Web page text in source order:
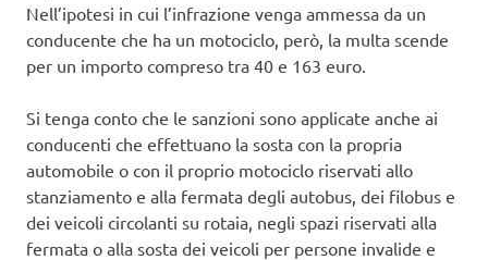
Nell’ipotesi in cui l’infrazione venga ammessa da un
conducente che ha un motociclo, però, la multa scende
per un importo compreso tra 40 e 163 euro.
Si tenga conto che le sanzioni sono applicate anche ai
conducenti che effettuano la sosta con la propria
automobile o con il proprio motociclo riservati allo
stanziamento e alla fermata degli autobus, dei filobus e
dei veicoli circolanti su rotaia, negli spazi riservati alla
fermata o alla sosta dei veicoli per persone invalide e